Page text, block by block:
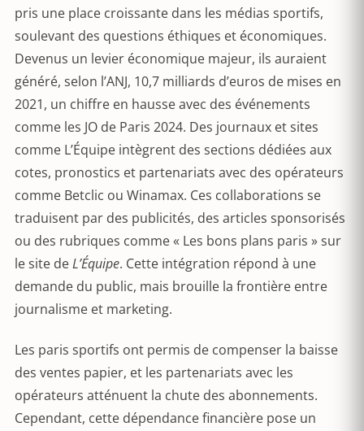
pris une place croissante dans les médias sportifs,
soulevant des questions éthiques et économiques.
Devenus un levier économique majeur, ils auraient
généré, selon l’ANJ, 10,7 milliards d’euros de mises en
2021, un chiffre en hausse avec des événements
comme les JO de Paris 2024. Des journaux et sites
comme L’Équipe intègrent des sections dédiées aux
cotes, pronostics et partenariats avec des opérateurs
comme Betclic ou Winamax. Ces collaborations se
traduisent par des publicités, des articles sponsorisés
ou des rubriques comme « Les bons plans paris » sur
le site deL’Équipe. Cette intégration répond à une
demande du public, mais brouille la frontière entre
journalisme et marketing.
Les paris sportifs ont permis de compenser la baisse
des ventes papier, et les partenariats avec les
opérateurs atténuent la chute des abonnements.
Cependant, cette dépendance financière pose un